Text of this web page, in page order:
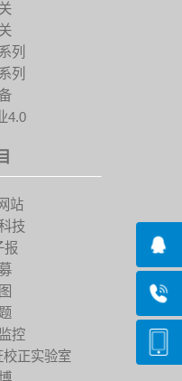
列
列
4.0
站
技
报
控
正实验室